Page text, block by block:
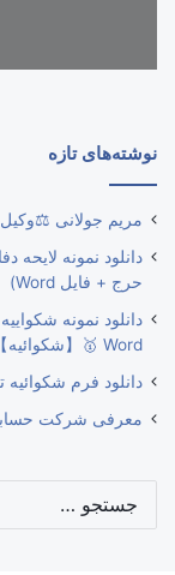
نوشته‌های تازه
مریم جولانی ⚖️وکیل
دانلود نمونه لایحه
حرج + فایل Word)
دانلود نمونه
Word 🥇【شکوائیه】
دانلود فرم شکوائیه
معرفی شرکت